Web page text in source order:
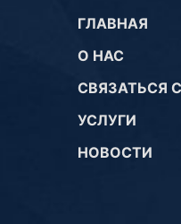
ГЛАВНАЯ
О НАС
СВЯЗАТЬСЯ
УСЛУГИ
НОВОСТИ